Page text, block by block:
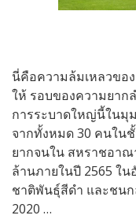
นี่คือความล้มเหลวขอ
ให้ รอบของความยาก
การระบาดใหญ่นี้ในมุ
จากทั้งหมด 30 คนใน
ยากจนใน สหราชอาณ
ล้านภายในปี 2565 ใน
ชาติพันธุ์สีดำ และชน
2020 …